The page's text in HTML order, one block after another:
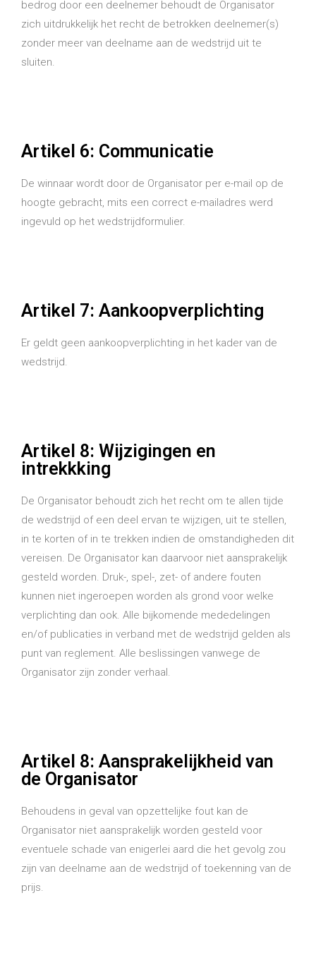
bedrog door een deelnemer behoudt de Organisator
zich uitdrukkelijk het recht de betrokken deelnemer(s)
zonder meer van deelname aan de wedstrijd uit te
sluiten.
Artikel 6: Communicatie
De winnaar wordt door de Organisator per e-mail op de
hoogte gebracht, mits een correct e-mailadres werd
ingevuld op het wedstrijdformulier.
Artikel 7: Aankoopverplichting
Er geldt geen aankoopverplichting in het kader van de
wedstrijd.
Artikel 8: Wijzigingen en
intrekkking
De Organisator behoudt zich het recht om te allen tijde
de wedstrijd of een deel ervan te wijzigen, uit te stellen,
in te korten of in te trekken indien de omstandigheden dit
vereisen. De Organisator kan daarvoor niet aansprakelijk
gesteld worden. Druk-, spel-, zet- of andere fouten
kunnen niet ingeroepen worden als grond voor welke
verplichting dan ook. Alle bijkomende mededelingen
en/of publicaties in verband met de wedstrijd gelden als
punt van reglement. Alle beslissingen vanwege de
Organisator zijn zonder verhaal.
Artikel 8: Aansprakelijkheid van
de Organisator
Behoudens in geval van opzettelijke fout kan de
Organisator niet aansprakelijk worden gesteld voor
eventuele schade van enigerlei aard die het gevolg zou
zijn van deelname aan de wedstrijd of toekenning van de
prijs.